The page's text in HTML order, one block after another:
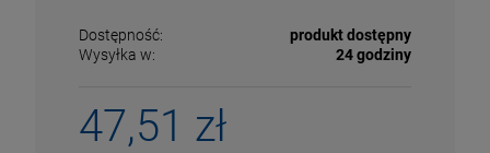
Dostępność:
produkt dostępny
Wysyłka w:
24 godziny
47,51 zł